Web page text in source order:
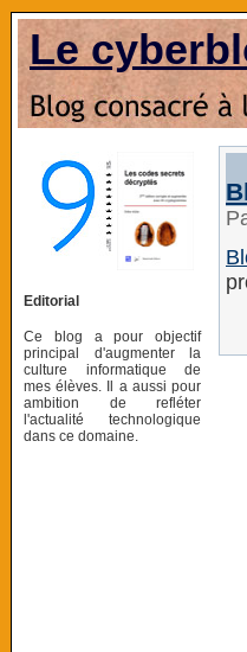
Le
Editorial
Ce blog a pour objectif
principal d'augmenter la
culture informatique de
mes élèves. Il a aussi pour
ambition de refléter
l'actualité technologique
dans ce domaine.